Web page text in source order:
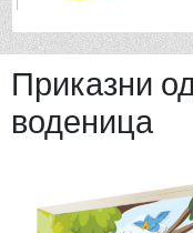
Приказни
воденица